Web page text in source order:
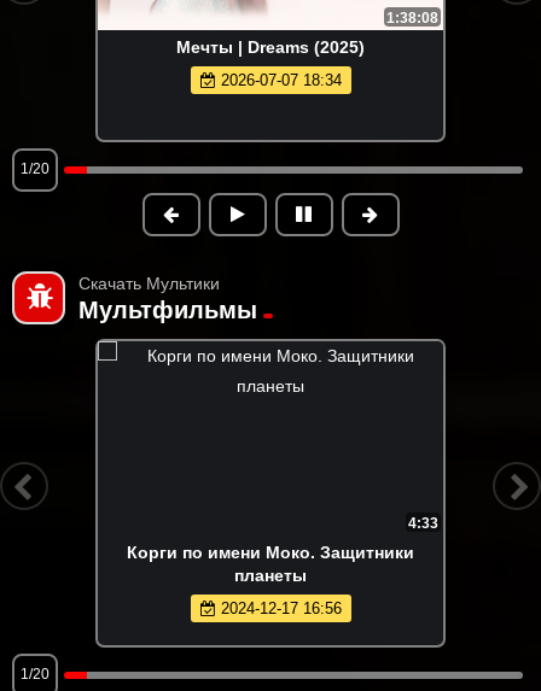
1:38:08
Мечты | Dreams (2025)
2026-07-07 18:34
1/20
Скачать Мультики
Мультфильмы
4:33
Корги по имени Моко. Защитники
планеты
2024-12-17 16:56
1/20